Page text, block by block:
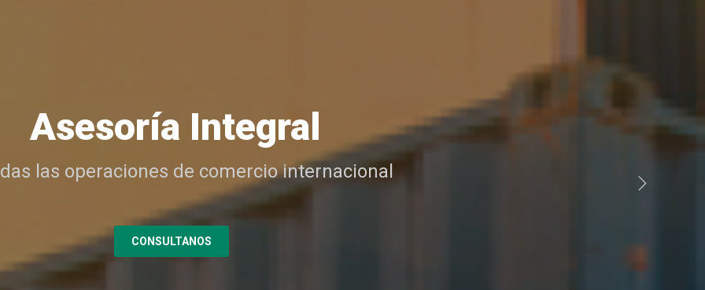
en el Mercado
de Comercio Internacional
CONSULTANOS
las operaciones de comercio internacional
CONSULTANOS